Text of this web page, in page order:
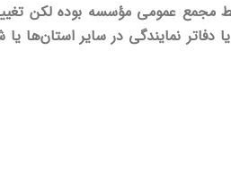
مجمع عمومی مؤسسه بوده لکن
نمایندگی در سایر استان‌ها یا